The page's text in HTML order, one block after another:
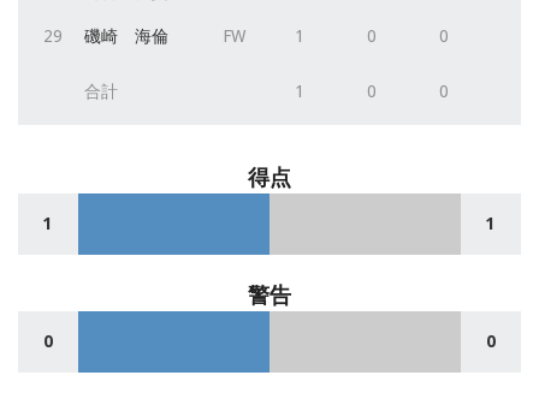
29 磯崎 海倫 FW 1 0 0
合計 1 0 0
得点
1 1
警告
0 0